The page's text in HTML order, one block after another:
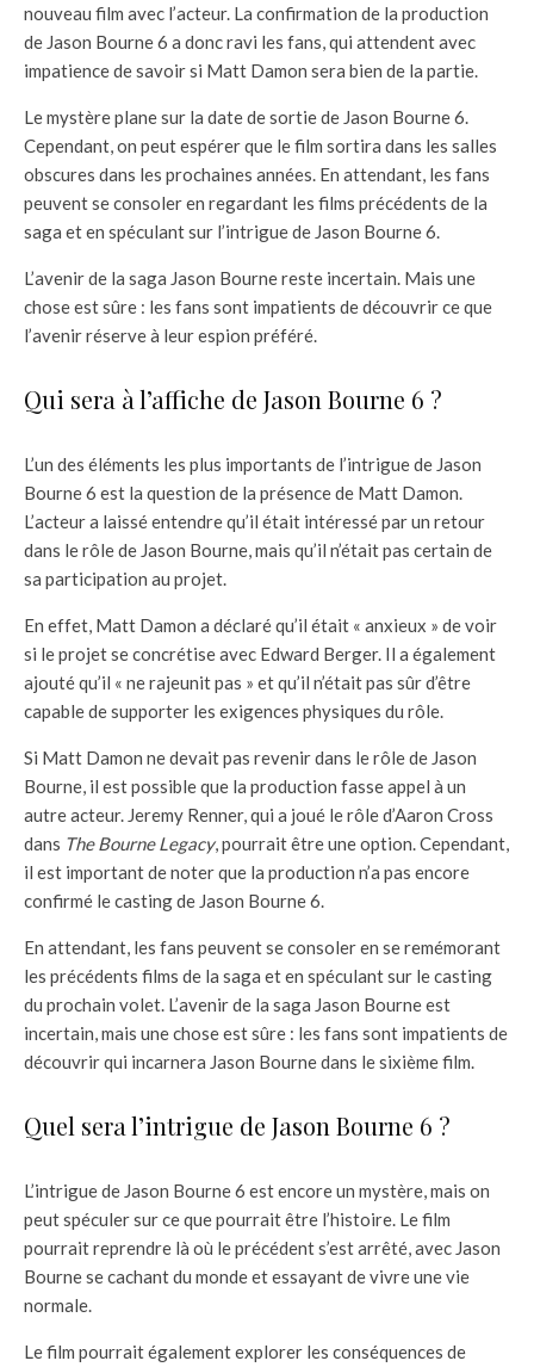
nouveau film avec l’acteur. La confirmation de la production
de Jason Bourne 6 a donc ravi les fans, qui attendent avec
impatience de savoir si Matt Damon sera bien de la partie.
Le mystère plane sur la date de sortie de Jason Bourne 6.
Cependant, on peut espérer que le film sortira dans les salles
obscures dans les prochaines années. En attendant, les fans
peuvent se consoler en regardant les films précédents de la
saga et en spéculant sur l’intrigue de Jason Bourne 6.
L’avenir de la saga Jason Bourne reste incertain. Mais une
chose est sûre : les fans sont impatients de découvrir ce que
l’avenir réserve à leur espion préféré.
Qui sera à l’affiche de Jason Bourne 6 ?
L’un des éléments les plus importants de l’intrigue de Jason
Bourne 6 est la question de la présence de Matt Damon.
L’acteur a laissé entendre qu’il était intéressé par un retour
dans le rôle de Jason Bourne, mais qu’il n’était pas certain de
sa participation au projet.
En effet, Matt Damon a déclaré qu’il était « anxieux » de voir
si le projet se concrétise avec Edward Berger. Il a également
ajouté qu’il « ne rajeunit pas » et qu’il n’était pas sûr d’être
capable de supporter les exigences physiques du rôle.
Si Matt Damon ne devait pas revenir dans le rôle de Jason
Bourne, il est possible que la production fasse appel à un
autre acteur. Jeremy Renner, qui a joué le rôle d’Aaron Cross
dans The Bourne Legacy, pourrait être une option. Cependant,
il est important de noter que la production n’a pas encore
confirmé le casting de Jason Bourne 6.
En attendant, les fans peuvent se consoler en se remémorant
les précédents films de la saga et en spéculant sur le casting
du prochain volet. L’avenir de la saga Jason Bourne est
incertain, mais une chose est sûre : les fans sont impatients de
découvrir qui incarnera Jason Bourne dans le sixième film.
Quel sera l’intrigue de Jason Bourne 6 ?
L’intrigue de Jason Bourne 6 est encore un mystère, mais on
peut spéculer sur ce que pourrait être l’histoire. Le film
pourrait reprendre là où le précédent s’est arrêté, avec Jason
Bourne se cachant du monde et essayant de vivre une vie
normale.
Le film pourrait également explorer les conséquences de